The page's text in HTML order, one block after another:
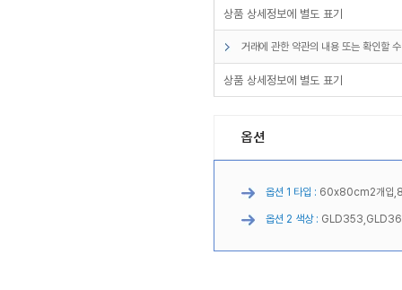
상품 상세정보에 별도 표기
거래에 관한 약관의 내용 또는 확인할
상품 상세정보에 별도 표기
옵션
옵션 1 타입 : 60x80cm2개입
옵션 2 색상 :